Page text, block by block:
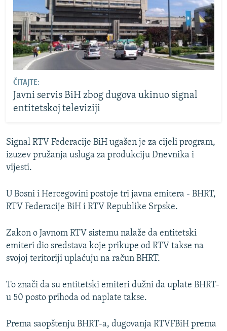
ČITAJTE:
Javni servis BiH zbog dugova ukinuo signal
entitetskoj televiziji
Signal RTV Federacije BiH ugašen je za cijeli program,
izuzev pružanja usluga za produkciju Dnevnika i
vijesti.
U Bosni i Hercegovini postoje tri javna emitera - BHRT,
RTV Federacije BiH i RTV Republike Srpske.
Zakon o Javnom RTV sistemu nalaže da entitetski
emiteri dio sredstava koje prikupe od RTV takse na
svojoj teritoriji uplaćuju na račun BHRT.
To znači da su entitetski emiteri dužni da uplate BHRT-
u 50 posto prihoda od naplate takse.
Prema saopštenju BHRT-a, dugovanja RTVFBiH prema